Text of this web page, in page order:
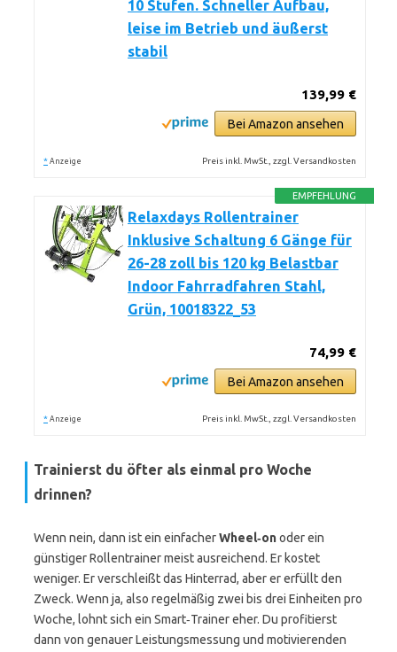
10 Stufen. Schneller Aufbau,
leise im Betrieb und äußerst
stabil
139,99 €
Bei Amazon ansehen
* Anzeige Preis inkl. MwSt., zzgl. Versandkosten
EMPFEHLUNG
Relaxdays Rollentrainer
Inklusive Schaltung 6 Gänge für
26-28 zoll bis 120 kg Belastbar
Indoor Fahrradfahren Stahl,
Grün, 10018322_53
74,99 €
Bei Amazon ansehen
* Anzeige Preis inkl. MwSt., zzgl. Versandkosten
Trainierst du öfter als einmal pro Woche
drinnen?
Wenn nein, dann ist ein einfacherWheel‑onoder ein
günstiger Rollentrainer meist ausreichend. Er kostet
weniger. Er verschleißt das Hinterrad, aber er erfüllt den
Zweck. Wenn ja, also regelmäßig zwei bis drei Einheiten pro
Woche, lohnt sich ein Smart‑Trainer eher. Du profitierst
dann von genauer Leistungsmessung und motivierenden